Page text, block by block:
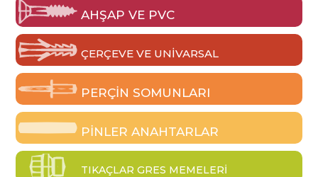
AHŞAP VE PVC
ÇERÇEVE VE UNIVARSAL
PERÇIN SOMUNLARI
PINLER ANAHTARLAR
TIKAÇLAR GRES MEMELERI